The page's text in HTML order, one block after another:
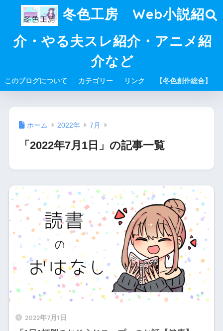
冬色工房 Web小説紹
介・やる夫スレ紹介・アニメ紹
介など
このブログについて カテゴリー リンク 【冬色創作総合】
ホーム 2022年 7月
「2022年7月1日」の記事一覧
2022年7月1日